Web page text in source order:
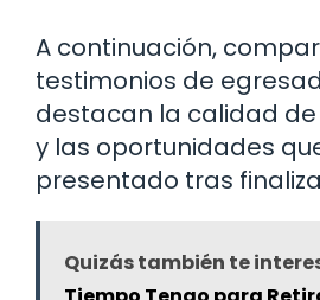
A continuación,
testimonios de
destacan la calidad
y las oportunidades
presentado tras
Quizás también te